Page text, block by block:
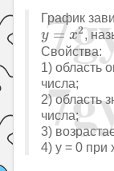
График
y = x2
y=x2
,
Свойства:
1) область
числа;
2) область
числа;
3)
4) y = 0 при